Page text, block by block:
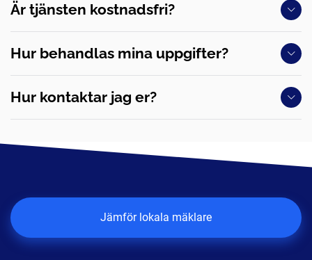
Är tjänsten kostnadsfri?
Hur behandlas mina uppgifter?
Hur kontaktar jag er?
Jämför lokala mäklare